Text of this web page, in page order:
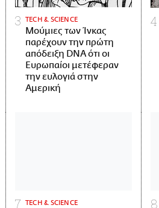
ΤECH & SCIENCE
Μούμιες των Ίνκας
παρέχουν την πρώτη
απόδειξη DNA ότι οι
Ευρωπαίοι μετέφεραν
την ευλογιά στην
Αμερική
ΤECH & SCIENCE